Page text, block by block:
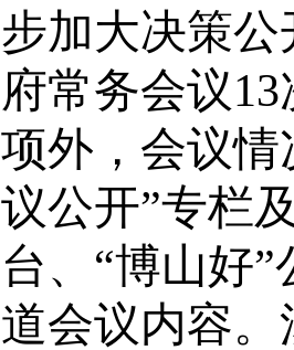
步加大决策公
府常务会议13
项外，会议
议公开”专栏
台、 “博山好”
道会议内容。